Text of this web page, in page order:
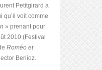
Petitgirard a
qu’il voit comme
» prenant pour
2010 (Festival
Roméo et
Berlioz.